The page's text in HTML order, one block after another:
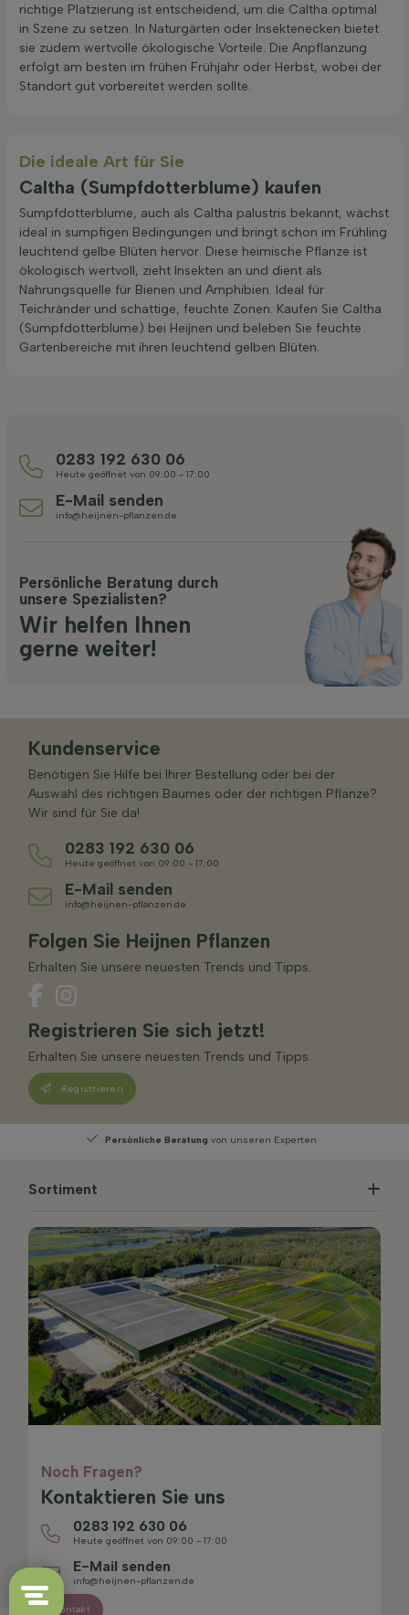
richtige Platzierung ist entscheidend, um die Caltha optimal
in Szene zu setzen. In Naturgärten oder Insektenecken bietet
sie zudem wertvolle ökologische Vorteile. Die Anpflanzung
erfolgt am besten im frühen Frühjahr oder Herbst, wobei der
Standort gut vorbereitet werden sollte.
Die ideale Art für Sie
Caltha (Sumpfdotterblume) kaufen
Sumpfdotterblume, auch als Caltha palustris bekannt, wächst
ideal in sumpfigen Bedingungen und bringt schon im Frühling
leuchtend gelbe Blüten hervor. Diese heimische Pflanze ist
ökologisch wertvoll, zieht Insekten an und dient als
Nahrungsquelle für Bienen und Amphibien. Ideal für
Teichränder und schattige, feuchte Zonen. Kaufen Sie Caltha
(Sumpfdotterblume) bei Heijnen und beleben Sie feuchte
Gartenbereiche mit ihren leuchtend gelben Blüten.
0283 192 630 06
Heute geöffnet von 09:00 - 17:00
E-Mail senden
info@heijnen-pflanzen.de
Persönliche Beratung durch
unsere Spezialisten?
Wir helfen Ihnen
gerne weiter!
Kundenservice
Benötigen Sie Hilfe bei Ihrer Bestellung oder bei der
Auswahl des richtigen Baumes oder der richtigen Pflanze?
Wir sind für Sie da!
0283 192 630 06
Heute geöffnet von 09:00 - 17:00
E-Mail senden
info@heijnen-pflanzen.de
Folgen Sie Heijnen Pflanzen
Erhalten Sie unsere neuesten Trends und Tipps.
Registrieren Sie sich jetzt!
Erhalten Sie unsere neuesten Trends und Tipps.
Registrieren
Persönliche Beratungvon unseren Experten
Sortiment
Noch Fragen?
Kontaktieren Sie uns
0283 192 630 06
Heute geöffnet von 09:00 - 17:00
E-Mail senden
info@heijnen-pflanzen.de
Kontakt